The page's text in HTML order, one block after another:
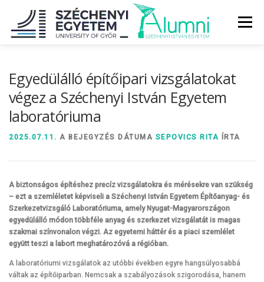
tartalomhoz
Menü
DIPLOMAÁTADÓ
Egyedülálló építőipari vizsgálatokat
végez a Széchenyi István Egyetem
laboratóriuma
2025.07.11. A BEJEGYZÉS DÁTUMA SEPOVICS RITA ÍRTA
A biztonságos építéshez precíz vizsgálatokra és mérésekre van szükség
– ezt a szemléletet képviseli a Széchenyi István Egyetem Építőanyag- és
Szerkezetvizsgáló Laboratóriuma, amely Nyugat-Magyarországon
egyedülálló módon többféle anyag és szerkezet vizsgálatát is magas
szakmai színvonalon végzi. Az egyetemi háttér és a piaci szemlélet
együtt teszi a labort meghatározóvá a régióban.
A laboratóriumi vizsgálatok az utóbbi években egyre hangsúlyosabbá
váltak az építőiparban. Nemcsak a szabályozások szigorodása, hanem